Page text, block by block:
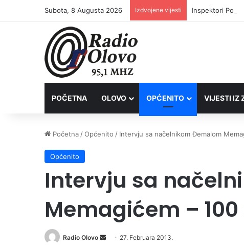
Subota, 8 Augusta 2026 Izdvojene vijesti Inspektori
POČETNA OLOVO OPĆENITO VIJESTI IZ
Početna /Općenito / Intervju sa načelnikom Đemalom
Općenito
Intervju sa
Memagićem –
Radio Olovo 27. Februara 2013.